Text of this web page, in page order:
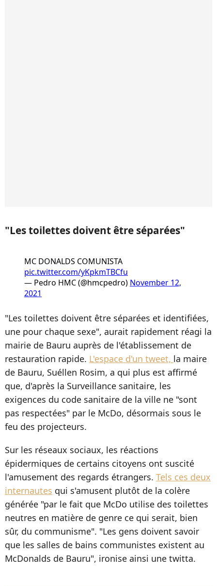
"Les toilettes doivent être séparées"
MC DONALDS COMUNISTA
pic.twitter.com/yKpkmTBCfu
— Pedro HMC (@hmcpedro) November 12,
2021
"Les toilettes doivent être séparées et identifiées,
une pour chaque sexe", aurait rapidement réagi la
mairie de Bauru auprès de l'établissement de
restauration rapide. L'espace d'un tweet, la maire
de Bauru, Suéllen Rosim, a qui plus est affirmé
que, d'après la Surveillance sanitaire, les
exigences du code sanitaire de la ville ne "sont
pas respectées" par le McDo, désormais sous le
feu des projecteurs.
Sur les réseaux sociaux, les réactions
épidermiques de certains citoyens ont suscité
l'amusement des regards étrangers. Tels ces deux
internautes qui s'amusent plutôt de la colère
générée "par le fait que McDo utilise des toilettes
neutres en matière de genre ce qui serait, bien
sûr, du communisme". "Les gens doivent savoir
que les salles de bains communistes existent au
McDonalds de Bauru", ironise ainsi une twitta.